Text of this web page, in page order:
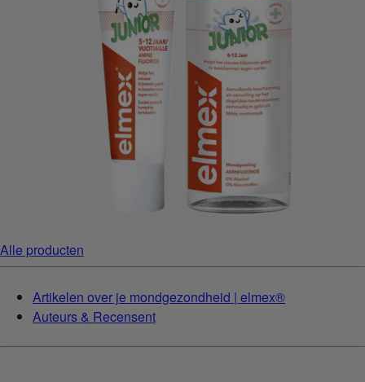
Alle producten
Artikelen over je mondgezondheid | elmex®
Auteurs & Recensent